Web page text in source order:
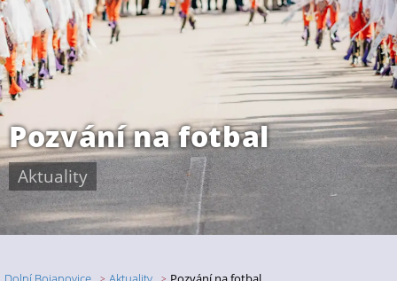
Pozvání na fotbal
Aktuality